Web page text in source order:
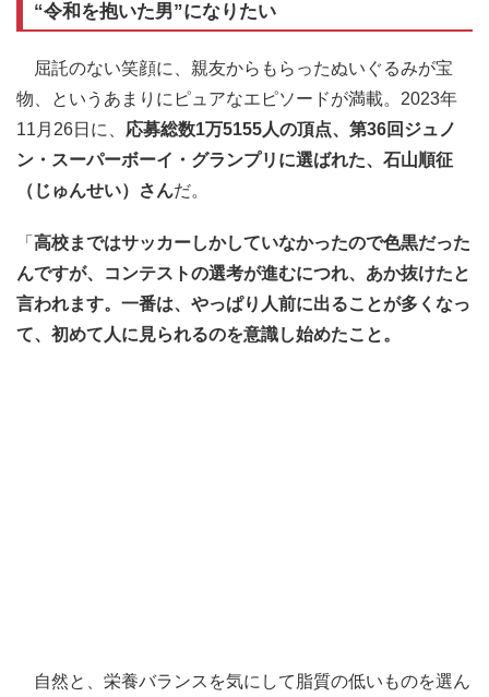
“令和を抱いた男”になりたい
屈託のない笑顔に、親友からもらったぬいぐるみが宝
物、というあまりにピュアなエピソードが満載。2023年
11月26日に、 応募総数1万5155人の頂点、第36回ジュノ
ン・スーパーボーイ・グランプリに選ばれた、石山順征
（じゅんせい）さんだ。
「 高校まではサッカーしかしていなかったので色黒だった
んですが、コンテストの選考が進むにつれ、あか抜けたと
言われます。一番は、やっぱり人前に出ることが多くなっ
て、初めて人に見られるのを意識し始めたこと。
自然と、栄養バランスを気にして脂質の低いものを選ん